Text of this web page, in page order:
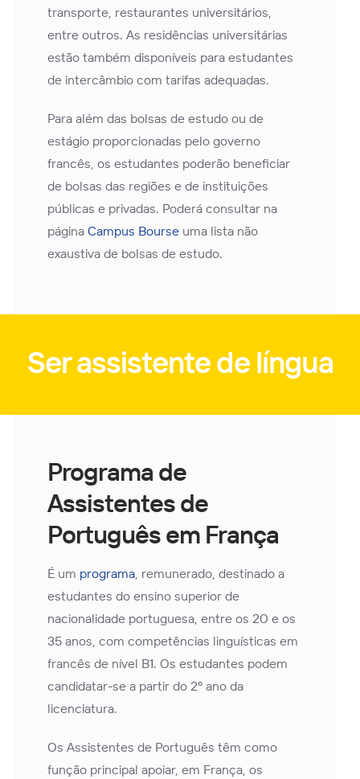
transporte, restaurantes universitários,
entre outros. As residências universitárias
estão também disponíveis para estudantes
de intercâmbio com tarifas adequadas.
Para além das bolsas de estudo ou de
estágio proporcionadas pelo governo
francês, os estudantes poderão beneficiar
de bolsas das regiões e de instituições
públicas e privadas. Poderá consultar na
página Campus Bourseuma lista não
exaustiva de bolsas de estudo.
Ser assistente de língua
Programa de
Assistentes de
Português em França
É um programa, remunerado, destinado a
estudantes do ensino superior de
nacionalidade portuguesa, entre os 20 e os
35 anos, com competências linguísticas em
francês de nível B1. Os estudantes podem
candidatar-se a partir do 2º ano da
licenciatura.
Os Assistentes de Português têm como
função principal apoiar, em França, os